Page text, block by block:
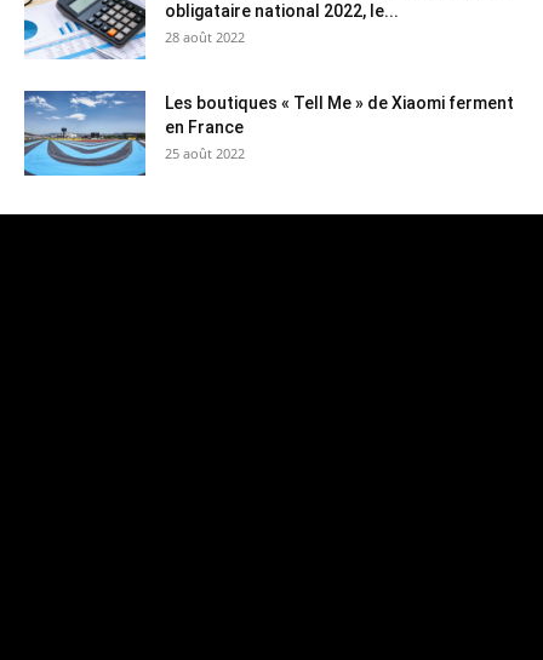
obligataire national 2022, le...
28 août 2022
Les boutiques « Tell Me » de Xiaomi ferment
en France
25 août 2022